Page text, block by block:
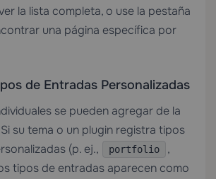
la lista completa, o use la pestaña
una página específica por
de Entradas Personalizadas
se pueden agregar de la
su tema o un plugin registra tipos
(p. ej.,
portfolio ,
tipos de entradas aparecen como